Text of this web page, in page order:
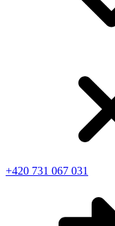
+420 731 067 031